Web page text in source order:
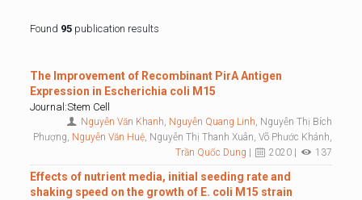
Found 95publication results
The Improvement of Recombinant PirA Antigen
Expression in Escherichia coli M15
Journal:Stem Cell
Nguyễn Văn Khanh, Nguyễn Quang Linh, Nguyễn Thị Bích
Phượng, Nguyễn Văn Huệ, Nguyễn Thị Thanh Xuân, Võ Phước Khánh,
Trần Quốc Dung
2020 | 137
Effects of nutrient media, initial seeding rate and
shaking speed on the growth of E. coli M15 strain